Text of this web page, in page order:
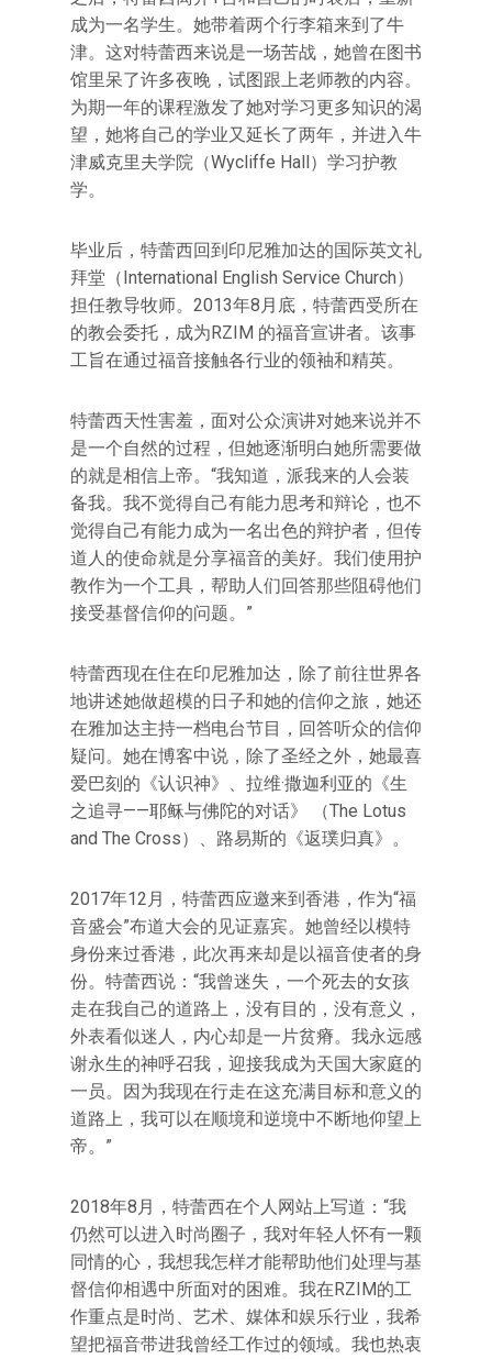
成为一名学生。她带着两个行李箱来到了牛
津。这对特蕾西来说是一场苦战，她曾在图书
馆里呆了许多夜晚，试图跟上老师教的内容。
为期一年的课程激发了她对学习更多知识的渴
望，她将自己的学业又延长了两年，并进入牛
津威克里夫学院（Wycliffe Hall）学习护教
学。
毕业后，特蕾西回到印尼雅加达的国际英文礼
拜堂（International English Service Church）
担任教导牧师。2013年8月底，特蕾西受所在
的教会委托，成为RZIM 的福音宣讲者。该事
工旨在通过福音接触各行业的领袖和精英。
特蕾西天性害羞，面对公众演讲对她来说并不
是一个自然的过程，但她逐渐明白她所需要做
的就是相信上帝。“我知道，派我来的人会装
备我。我不觉得自己有能力思考和辩论，也不
觉得自己有能力成为一名出色的辩护者，但传
道人的使命就是分享福音的美好。我们使用护
教作为一个工具，帮助人们回答那些阻碍他们
接受基督信仰的问题。”
特蕾西现在住在印尼雅加达，除了前往世界各
地讲述她做超模的日子和她的信仰之旅，她还
在雅加达主持一档电台节目，回答听众的信仰
疑问。她在博客中说，除了圣经之外，她最喜
爱巴刻的《认识神》、拉维·撒迦利亚的《生
之追寻——耶稣与佛陀的对话》 （The Lotus
and The Cross）、路易斯的《返璞归真》。
2017年12月，特蕾西应邀来到香港，作为“福
音盛会”布道大会的见证嘉宾。她曾经以模特
身份来过香港，此次再来却是以福音使者的身
份。特蕾西说：“我曾迷失，一个死去的女孩
走在我自己的道路上，没有目的，没有意义，
外表看似迷人，内心却是一片贫瘠。我永远感
谢永生的神呼召我，迎接我成为天国大家庭的
一员。因为我现在行走在这充满目标和意义的
道路上，我可以在顺境和逆境中不断地仰望上
帝。”
2018年8月，特蕾西在个人网站上写道：“我
仍然可以进入时尚圈子，我对年轻人怀有一颗
同情的心，我想我怎样才能帮助他们处理与基
督信仰相遇中所面对的困难。我在RZIM的工
作重点是时尚、艺术、媒体和娱乐行业，我希
望把福音带进我曾经工作过的领域。我也热衷